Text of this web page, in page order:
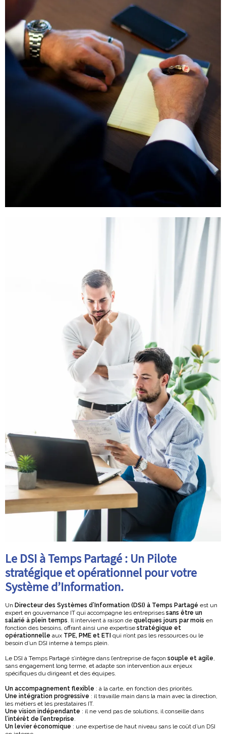
Le DSI à Temps Partagé : Un Pilote
stratégique et opérationnel pour votre
Système d’Information.
Un Directeur des Systèmes d’Information (DSI) à Temps Partagé est un
expert en gouvernance IT qui accompagne les entreprises sans être un
salarié à plein temps . Il intervient à raison de quelques jours par mois en
fonction des besoins, offrant ainsi une expertise stratégique et
opérationnelle aux TPE, PME et ETI qui n’ont pas les ressources ou le
besoin d’un DSI interne à temps plein.
Le DSI à Temps Partagé s’intègre dans l’entreprise de façon souple et agile
sans engagement long terme, et adapte son intervention aux enjeux
spécifiques du dirigeant et des équipes.
Un accompagnement flexible : à la carte, en fonction des priorités.
Une intégration progressive : il travaille main dans la main avec la direction,
les métiers et les prestataires IT.
Une vision indépendante : il ne vend pas de solutions, il conseille dans
l’intérêt de l’entreprise
Un levier économique : une expertise de haut niveau sans le coût d’un DSI